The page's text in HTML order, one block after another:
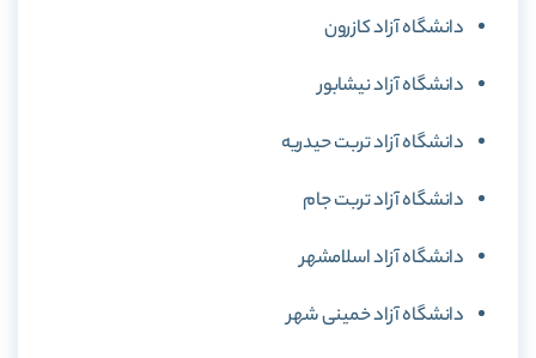
دانشگاه آزاد کازرون
دانشگاه آزاد نیشابور
دانشگاه آزاد تربت حیدریه
دانشگاه آزاد تربت جام
دانشگاه آزاد اسلامشهر
دانشگاه آزاد خمینی شهر